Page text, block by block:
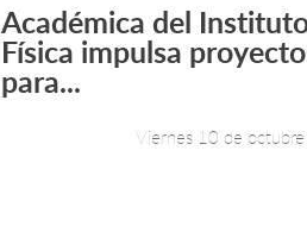
Leer
Académica del
Física impulsa
para...
Viernes 10 de